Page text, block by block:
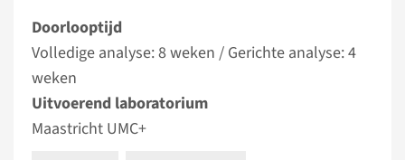
Doorlooptijd
Volledige analyse: 8 weken / Gerichte analyse: 4
weken
Uitvoerend laboratorium
Maastricht UMC+